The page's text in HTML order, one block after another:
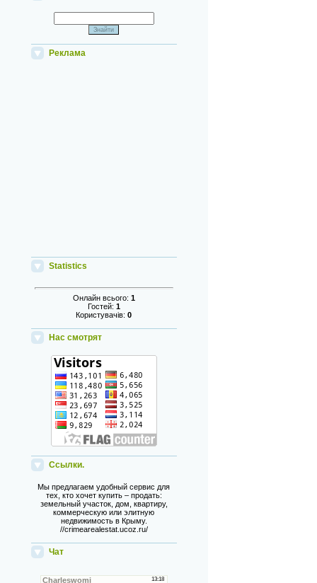
Реклама
Statistics
Онлайн всього: 1
Гостей: 1
Користувачів:0
Нас смотрят
Ссылки.
Мы предлагаем удобный сервис для
тех, кто хочет купить – продать:
земельный участок, дом, квартиру,
коммерческую или элитную
недвижимость в Крыму.
//crimearealestat.ucoz.ru/
Чат